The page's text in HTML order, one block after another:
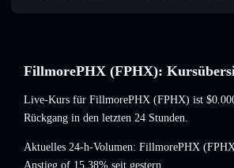
FillmorePHX (FPHX):
Live-Kurs für FillmorePHX (FPHX) ist
Rückgang in den letzten 24 Stunden.
Aktuelles 24-h-Volumen: FillmorePHX
Anstieg of 15.38% seit gestern.